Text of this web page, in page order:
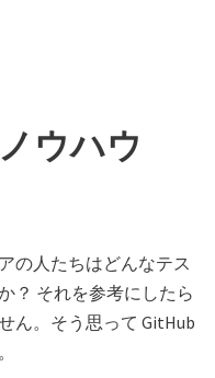
ウハウ
の人たちはどんなテス
？ それを参考にしたら
ん。そう思って GitHub